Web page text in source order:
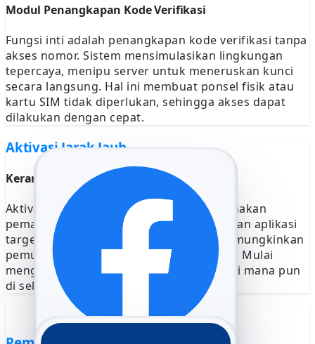
Modul Penangkapan Kode Verifikasi
Fungsi inti adalah penangkapan kode verifikasi tanpa
akses nomor. Sistem mensimulasikan lingkungan
tepercaya, menipu server untuk meneruskan kunci
secara langsung. Hal ini membuat ponsel fisik atau
kartu SIM tidak diperlukan, sehingga akses dapat
dilakukan dengan cepat.
Aktivasi Jarak Jauh
Kerangka Kerja Aktivasi Tanpa Perangkat
Aktivasi tanpa akses perangkat menggunakan
pemalsuan jejak digital. Sistem meyakinkan aplikasi
target bahwa login telah diverifikasi, memungkinkan
pemulihan akun jarak jauh secara penuh. Mulai
mengakses semua komunikasi dari lokasi mana pun
di seluruh dunia dengan cepat.